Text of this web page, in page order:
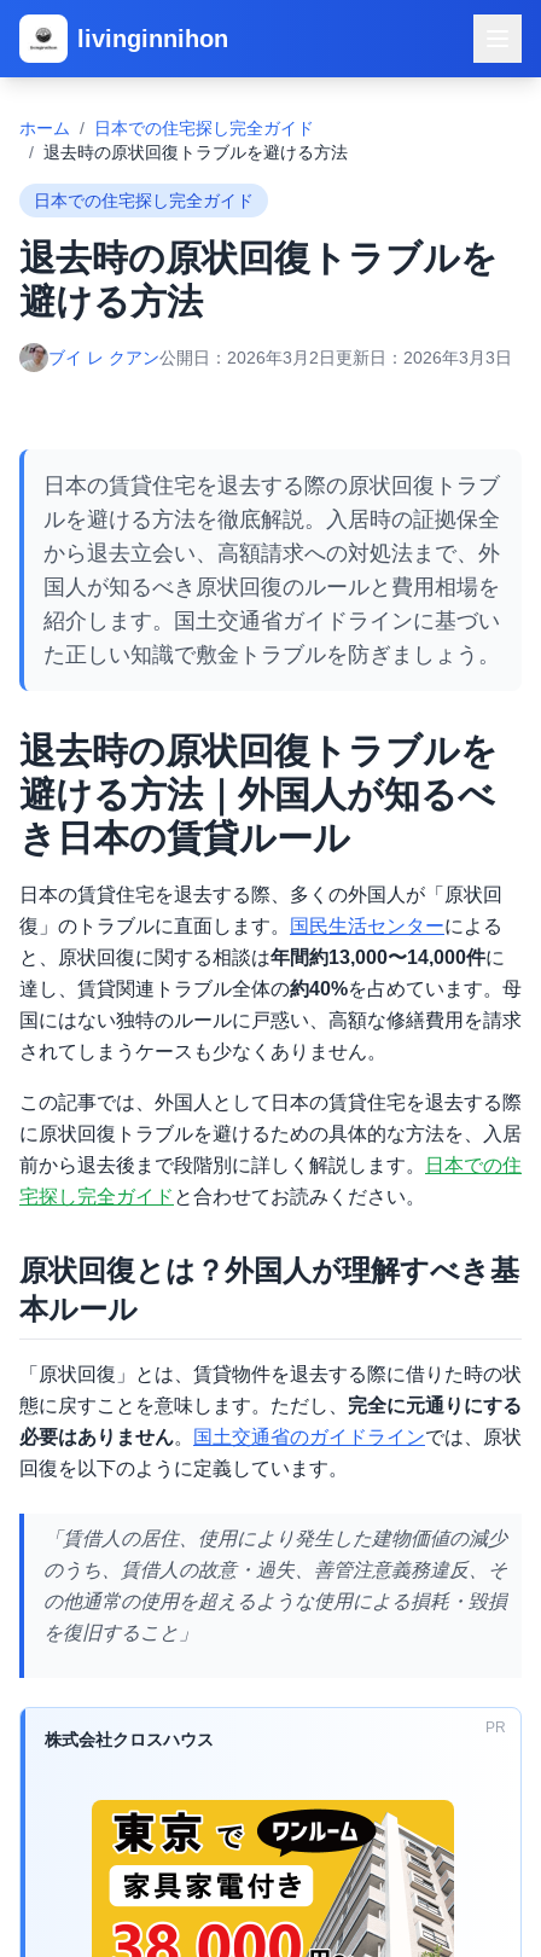
livinginnihon
ホーム /
日本での住宅探し完全ガイド
/ 退去時の原状回復トラブルを避ける方法
日本での住宅探し完全ガイド
退去時の原状回復トラブルを
避ける方法
ブイ レ クアン公開日： 2026年3月2日更新日： 2026年3月3日
日本の賃貸住宅を退去する際の原状回復トラブ
ルを避ける方法を徹底解説。入居時の証拠保全
から退去立会い、高額請求への対処法まで、外
国人が知るべき原状回復のルールと費用相場を
紹介します。国土交通省ガイドラインに基づい
た正しい知識で敷金トラブルを防ぎましょう。
退去時の原状回復トラブルを
避ける方法｜外国人が知るべ
き日本の賃貸ルール
日本の賃貸住宅を退去する際、多くの外国人が「原状回
復」のトラブルに直面します。
国民生活センターによる
と、原状回復に関する相談は年間約13,000〜14,000件に
達し、賃貸関連トラブル全体の約40%を占めています。母
国にはない独特のルールに戸惑い、高額な修繕費用を請求
されてしまうケースも少なくありません。
この記事では、外国人として日本の賃貸住宅を退去する際
に原状回復トラブルを避けるための具体的な方法を、入居
前から退去後まで段階別に詳しく解説します。
日本での住
宅探し完全ガイド と合わせてお読みください。
原状回復とは？外国人が理解すべき基
本ルール
「原状回復」とは、賃貸物件を退去する際に借りた時の状
態に戻すことを意味します。ただし、 完全に元通りにする
必要はありません。 国土交通省のガイドラインでは、原状
回復を以下のように定義しています。
「賃借人の居住、使用により発生した建物価値の減少
のうち、賃借人の故意・過失、善管注意義務違反、そ
の他通常の使用を超えるような使用による損耗・毀損
を復旧すること」
PR
株式会社クロスハウス